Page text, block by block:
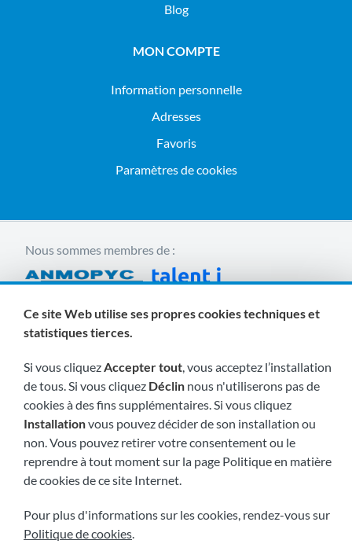
Blog
MON COMPTE
Information personnelle
Adresses
Favoris
Paramètres de cookies
Nous sommes membres de :
Visitez-nous bientôt à:
2026 © Tous droits réservés. |Envoi | Avis légal |
Termes et conditions
Ce site Web utilise ses propres cookies techniques et
statistiques tierces.
Si vous cliquezAccepter tout, vous acceptez l’installation
de tous. Si vous cliquez Déclin nous n'utiliserons pas de
cookies à des fins supplémentaires. Si vous cliquez
Installationvous pouvez décider de son installation ou
non. Vous pouvez retirer votre consentement ou le
reprendre à tout moment sur la page Politique en matière
de cookies de ce site Internet.
Pour plus d'informations sur les cookies, rendez-vous sur
Politique de cookies.